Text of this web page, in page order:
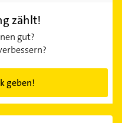
zählt!
gut?
geben!